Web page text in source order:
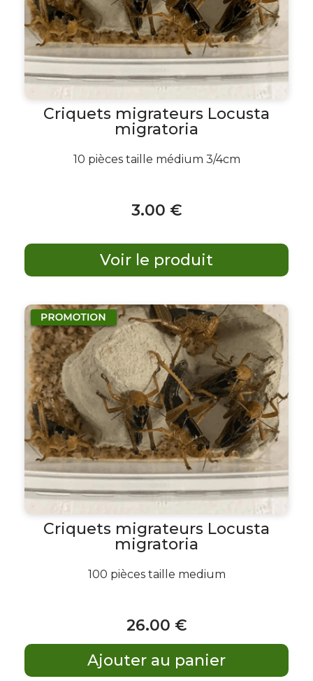
Criquets migrateurs Locusta
migratoria
10 pièces taille médium 3/4cm
3.00 €
Criquets migrateurs Locusta
migratoria
100 pièces taille medium
26.00 €